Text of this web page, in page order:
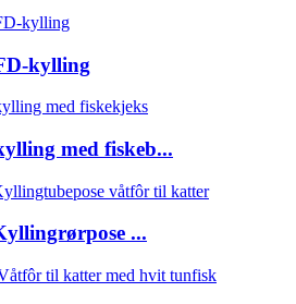
kylling
med fiskeb...
...